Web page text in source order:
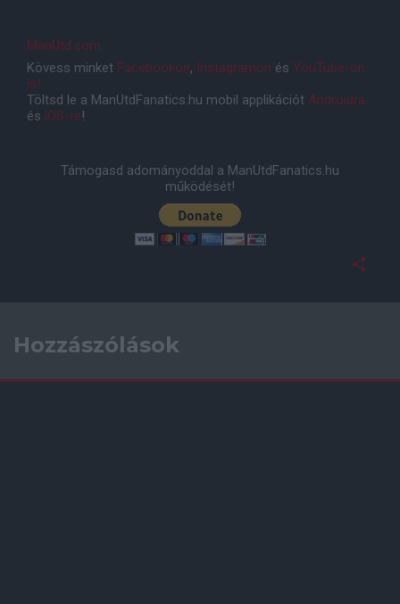
ManUtd.com
Kövess minket Facebookon, Instagramon és YouTube-on
is!
Töltsd le a ManUtdFanatics.hu mobil applikációt Androidra
és iOS-re!
Támogasd adományoddal a ManUtdFanatics.hu
működését!
Hozzászólások